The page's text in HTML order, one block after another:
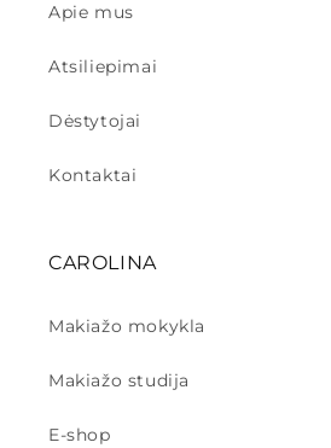
Apie mus
Atsiliepimai
Dėstytojai
Kontaktai
CAROLINA
Makiažo mokykla
Makiažo studija
E-shop